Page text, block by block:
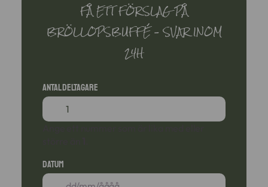
FÅ ETT FÖRSLAG PÅ
BRÖLLOPSBUFFÉ – SVAR INOM
24H
Antal deltagare
Datum